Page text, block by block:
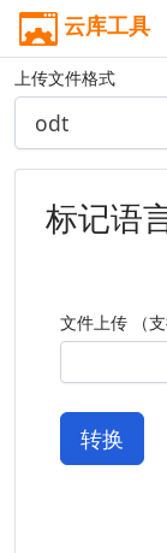
云库工具
上传文件格式
标记语
文件上传 （
转换